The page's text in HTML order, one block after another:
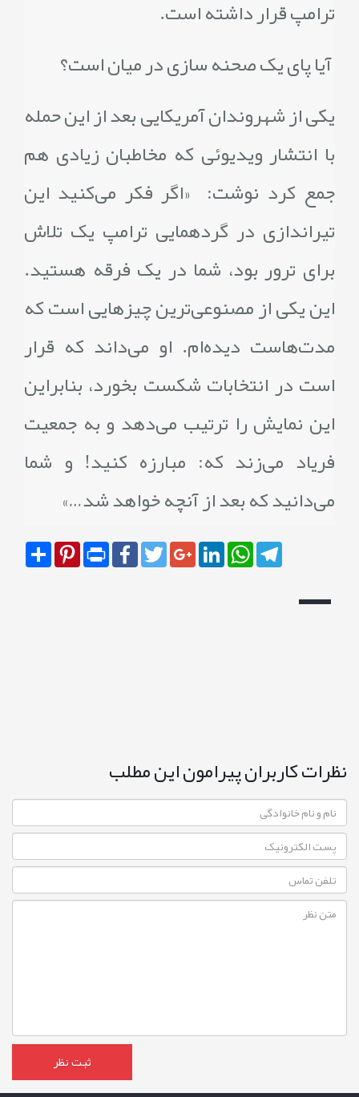
ترامپ قرار داشته است.
آیا پای یک صحنه سازی در میان است؟
یکی از شهروندان آمریکایی بعد از این حمله
با انتشار ویدیوئی که مخاطبان زیادی هم
جمع کرد نوشت: «اگر فکر می‌کنید این
تیراندازی در گردهمایی ترامپ یک تلاش
برای ترور بود، شما در یک فرقه هستید.
این یکی از مصنوعی‌ترین چیز‌هایی است که
مدت‌هاست دیده‌ام. او می‌داند که قرار
است در انتخابات شکست بخورد، بنابراین
این نمایش را ترتیب می‌دهد و به جمعیت
فریاد می‌زند که: مبارزه کنید! و شما
می‌دانید که بعد از آنچه خواهد شد…»
SharePinterest Print
FacebookTwitterGoogle+LinkedInWhatsAppTelegram
نظرات کاربران پیرامون این مطلب